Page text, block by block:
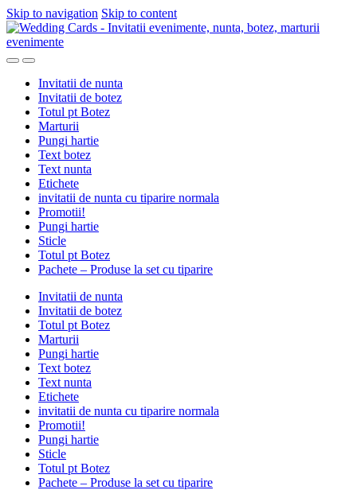
Skip to navigation Skip to content
Invitatii de nunta
Invitatii de botez
Totul pt Botez
Marturii
Pungi hartie
Text botez
Text nunta
Etichete
invitatii de nunta cu tiparire normala
Promotii!
Pungi hartie
Sticle
Totul pt Botez
Pachete – Produse la set cu tiparire
Invitatii de nunta
Invitatii de botez
Totul pt Botez
Marturii
Pungi hartie
Text botez
Text nunta
Etichete
invitatii de nunta cu tiparire normala
Promotii!
Pungi hartie
Sticle
Totul pt Botez
Pachete – Produse la set cu tiparire